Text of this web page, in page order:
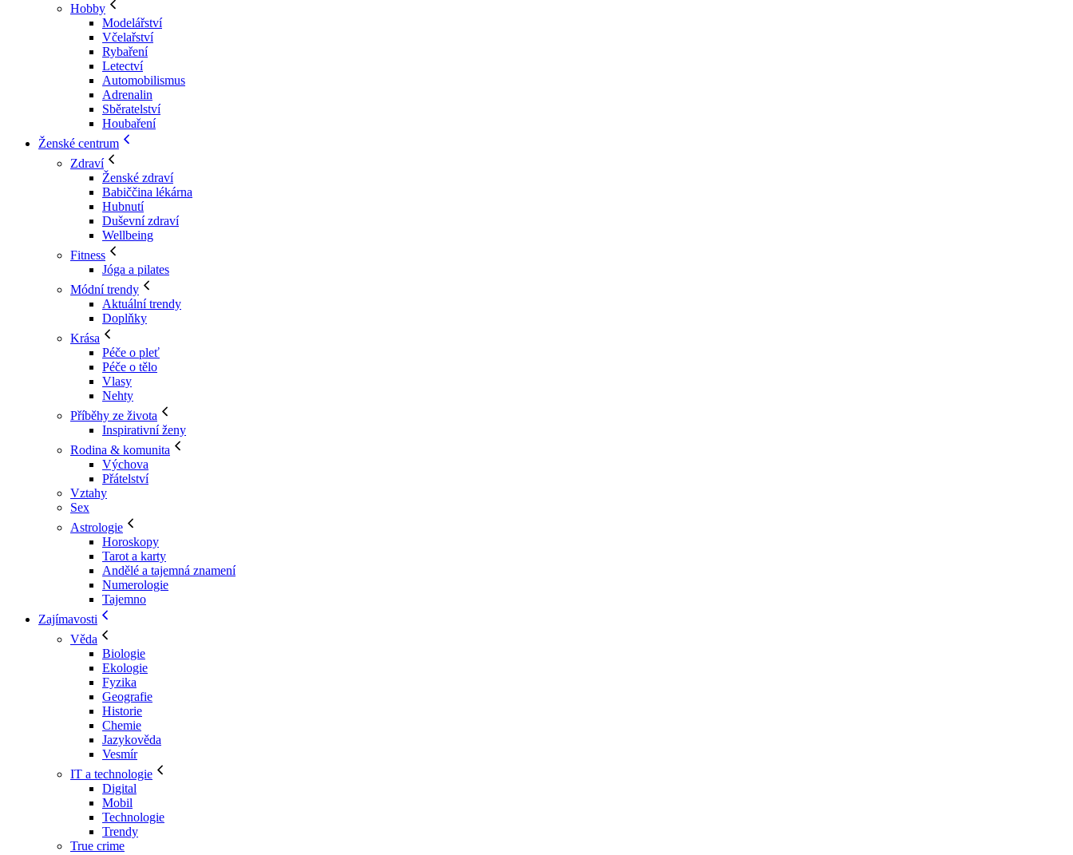
Hobby
Modelářství
Včelařství
Rybaření
Letectví
Automobilismus
Adrenalin
Sběratelství
Houbaření
Ženské centrum
Zdraví
Ženské zdraví
Babiččina lékárna
Hubnutí
Duševní zdraví
Wellbeing
Fitness
Jóga a pilates
Módní trendy
Aktuální trendy
Doplňky
Krása
Péče o pleť
Péče o tělo
Vlasy
Nehty
Příběhy ze života
Inspirativní ženy
Rodina & komunita
Výchova
Přátelství
Vztahy
Sex
Astrologie
Horoskopy
Tarot a karty
Andělé a tajemná znamení
Numerologie
Tajemno
Zajímavosti
Věda
Biologie
Ekologie
Fyzika
Geografie
Historie
Chemie
Jazykověda
Vesmír
IT a technologie
Digital
Mobil
Technologie
Trendy
True crime